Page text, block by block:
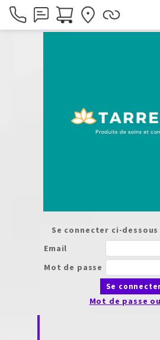
Se connecter ci-dessous
Email
Mot de passe
Se
Mot de passe